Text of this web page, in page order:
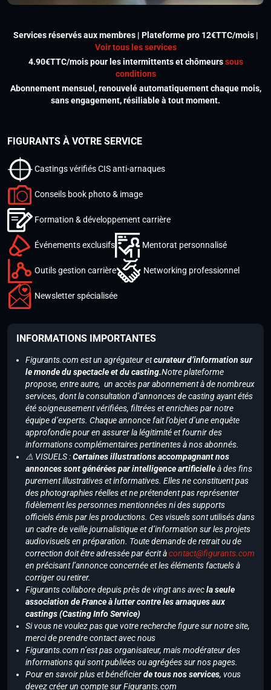
Services réservés aux membres | Plateforme pro 12€TTC/mois |
Voir tous les services
4.90€TTC/mois pour les intermittents et chômeurssous
conditions
Abonnement mensuel, renouvelé automatiquement chaque mois,
sans engagement, résiliable à tout moment.
FIGURANTS À VOTRE SERVICE
Castings vérifiés CIS anti-arnaques
Conseils book photo & image
Formation & développement carrière
Événements exclusifs Mentorat personnalisé
Outils gestion carrière Networking professionnel
Newsletter spécialisée
INFORMATIONS IMPORTANTES
Figurants.com est un agrégateur etcurateur d’information sur
le monde du spectacle et du casting.Notre plateforme
propose, entre autre, un accès par abonnement à de nombreux
services, dont la consultation d’annonces de casting ayant étés
été soigneusement vérifiées, filtrées et enrichies par notre
équipe d’experts. Chaque annonce fait l’objet d’une enquête
approfondie pour en assurer la légitimité et fournir des
informations complémentaires pertinentes à nos abonnés.
⚠️ VISUELS :Certaines illustrations accompagnant nos
annonces sont générées par intelligence artificielleà des fins
purement illustratives et informatives. Elles ne constituent pas
des photographies réelles et ne prétendent pas représenter
fidèlement les personnes mentionnées ni des supports
officiels émis par les productions. Ces visuels sont utilisés dans
un cadre de veille journalistique et d’information sur les projets
audiovisuels en préparation. Toute demande de retrait ou de
correction doit être adressée par écrit àcontact@figurants.com
en précisant l’annonce concernée et les éléments factuels à
corriger ou retirer.
Figurants collabore depuis près de vingt ans avecla seule
association de France à lutter contre les arnaques aux
castings (Casting Info Service)
Si vous ne voulez pas que votre recherche figure sur notre site,
merci de prendre contact avec nous
Figurants.com n’est pas organisateur, mais modérateur des
informations qui sont publiées ou agrégées sur nos pages.
Pour en savoir plus et bénéficierde tous nos services, vous
devez créer un compte sur Figurants.com